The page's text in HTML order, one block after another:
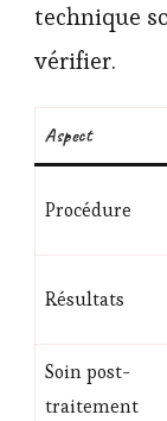
technique
vérifier.
Aspect
Procédure
Résultats
Soin post-
traitement